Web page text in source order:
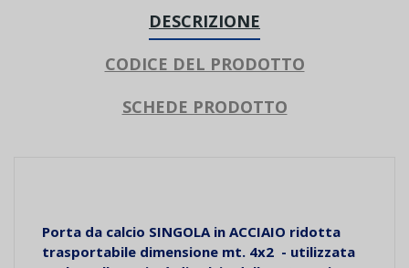
DESCRIZIONE
CODICE DEL PRODOTTO
SCHEDE PRODOTTO
Porta da calcio SINGOLA in ACCIAIO ridotta
trasportabile dimensione mt. 4x2 - utilizzata